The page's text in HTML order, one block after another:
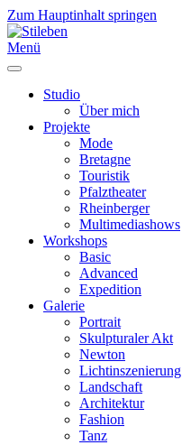
Zum Hauptinhalt springen
Menü
Studio
Über mich
Projekte
Mode
Bretagne
Touristik
Pfalztheater
Rheinberger
Multimediashows
Workshops
Basic
Advanced
Expedition
Galerie
Portrait
Skulpturaler Akt
Newton
Lichtinszenierung
Landschaft
Architektur
Fashion
Tanz